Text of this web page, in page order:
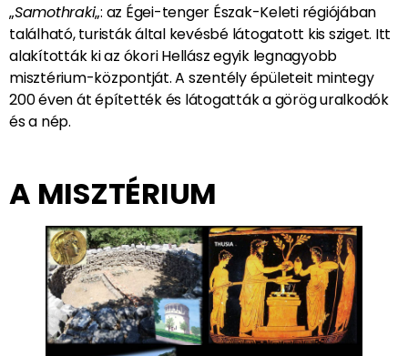
„Samothraki„: az Égei-tenger Észak-Keleti régiójában
található, turisták által kevésbé látogatott kis sziget. Itt
alakították ki az ókori Hellász egyik legnagyobb
misztérium-központját. A szentély épületeit mintegy
200 éven át építették és látogatták a görög uralkodók
és a nép.
A MISZTÉRIUM